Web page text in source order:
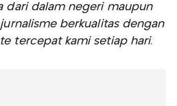
dari dalam negeri maupun
berkualitas dengan
tercepat kami setiap hari.